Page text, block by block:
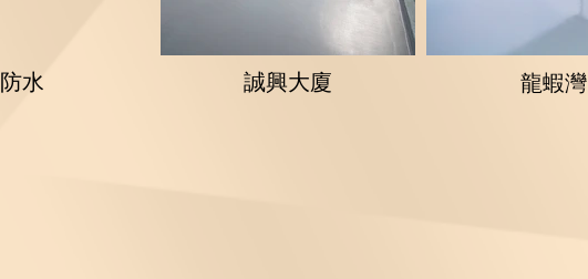
防水 誠興大廈 龍蝦灣